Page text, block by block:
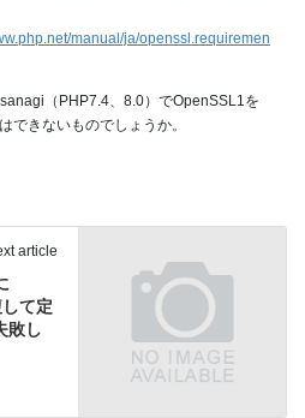
manual/ja/openssl.requiremen
（PHP7.4、8.0）でOpenSSL1を
できないものでしょうか。
article
て定
敗し